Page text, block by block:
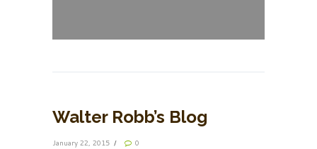
Walter Robb’s Blog
January 22, 2015 0